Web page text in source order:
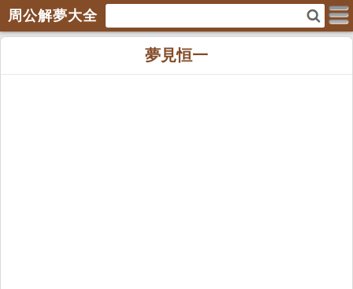
周公解夢大全
夢見恒一